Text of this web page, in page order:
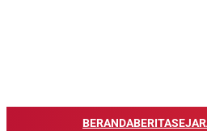
BERANDABERITA